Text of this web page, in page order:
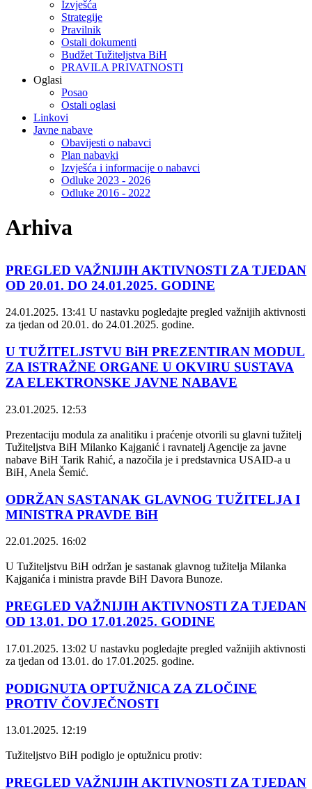
Izvješća
Strategije
Pravilnik
Ostali dokumenti
Budžet Tužiteljstva BiH
PRAVILA PRIVATNOSTI
Oglasi
Posao
Ostali oglasi
Linkovi
Javne nabave
Obavijesti o nabavci
Plan nabavki
Izvješća i informacije o nabavci
Odluke 2023 - 2026
Odluke 2016 - 2022
Arhiva
PREGLED VAŽNIJIH AKTIVNOSTI ZA TJEDAN
OD 20.01. DO 24.01.2025. GODINE
24.01.2025. 13:41 U nastavku pogledajte pregled važnijih aktivnosti
za tjedan od 20.01. do 24.01.2025. godine.
U TUŽITELJSTVU BiH PREZENTIRAN MODUL
ZA ISTRAŽNE ORGANE U OKVIRU SUSTAVA
ZA ELEKTRONSKE JAVNE NABAVE
23.01.2025. 12:53
Prezentaciju modula za analitiku i praćenje otvorili su glavni tužitelj
Tužiteljstva BiH Milanko Kajganić i ravnatelj Agencije za javne
nabave BiH Tarik Rahić, a nazočila je i predstavnica USAID-a u
BiH, Anela Šemić.
ODRŽAN SASTANAK GLAVNOG TUŽITELJA I
MINISTRA PRAVDE BiH
22.01.2025. 16:02
U Tužiteljstvu BiH održan je sastanak glavnog tužitelja Milanka
Kajganića i ministra pravde BiH Davora Bunoze.
PREGLED VAŽNIJIH AKTIVNOSTI ZA TJEDAN
OD 13.01. DO 17.01.2025. GODINE
17.01.2025. 13:02 U nastavku pogledajte pregled važnijih aktivnosti
za tjedan od 13.01. do 17.01.2025. godine.
PODIGNUTA OPTUŽNICA ZA ZLOČINE
PROTIV ČOVJEČNOSTI
13.01.2025. 12:19
Tužiteljstvo BiH podiglo je optužnicu protiv:
PREGLED VAŽNIJIH AKTIVNOSTI ZA TJEDAN